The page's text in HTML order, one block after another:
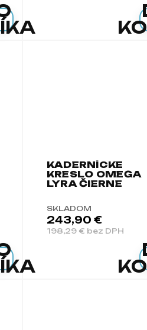
KADERNÍCKE
KRESLO OMEGA
LYRA ČIERNE
SKLADOM
198,29 € bez DPH
243,90 €